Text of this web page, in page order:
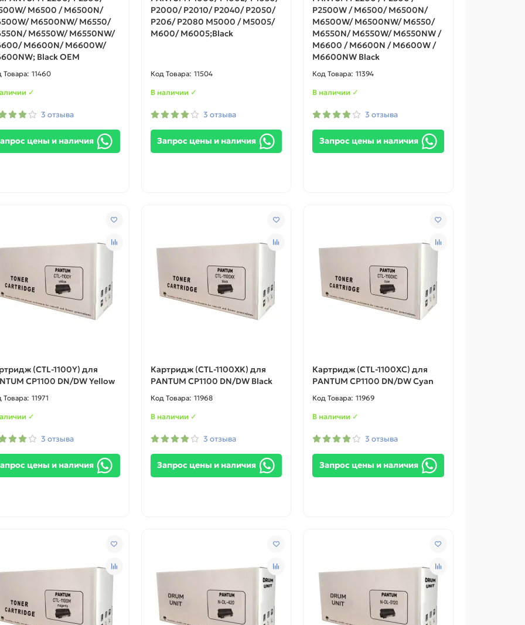
M6500 / M6500N/
M6500NW/ M6550/
M6550W/ M6550NW/
M6600N/ M6600W/
Black OEM
11460
✓
3 отзыва
цены и наличия
P2000/ P2010/ P2040/ P2050/
P206/ P2080 M5000 / M5005/
M600/ M6005;Black
11504
В наличии ✓
3 отзыва
Запрос цены и наличия
P2500W / M6500/ M6500N/
M6500W/ M6500NW/ M6550/
M6550N/ M6550W/ M6550NW /
M6600 / M6600N / M6600W /
M6600NW Black
11394
В наличии ✓
3 отзыва
Запрос цены и наличия
(CTL-1100Y) для
CP1100 DN/DW Yellow
11971
✓
3 отзыва
цены и наличия
Картридж (CTL-1100XK) для
PANTUM CP1100 DN/DW Black
11968
В наличии ✓
3 отзыва
Запрос цены и наличия
Картридж (CTL-1100XC) для
PANTUM CP1100 DN/DW Cyan
11969
В наличии ✓
3 отзыва
Запрос цены и наличия